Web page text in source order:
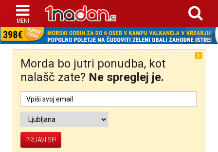
X
Morda bo jutri ponudba, kot
nalašč zate? Ne spreglej je.